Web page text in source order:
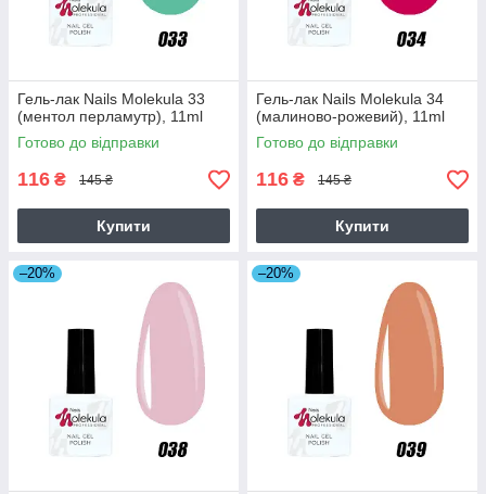
Гель-лак Nails Molekula 33
(ментол перламутр), 11ml
Готово до відправки
116 ₴ 145 ₴
Купити
Гель-лак Nails Molekula 34
(малиново-рожевий), 11ml
Готово до відправки
116 ₴ 145 ₴
Купити
–20% –20%